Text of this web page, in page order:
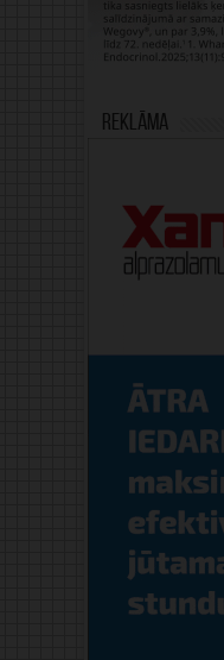
Reklāma